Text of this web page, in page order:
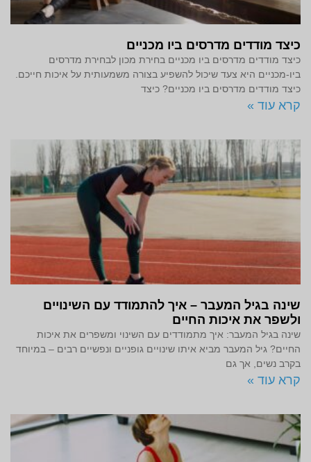
כיצד מודדים מדרסים ביו מכניים
כיצד מודדים מדרסים ביו מכניים בחירת מכון לבחירת מדרסים
ביו-מכניים היא צעד שיכול להשפיע בצורה משמעותית על איכות חייכם.
כיצד מודדים מדרסים ביו מכניים? כיצד
קרא עוד »
שינה בגיל המעבר – איך להתמודד עם השינויים
ולשפר את איכות החיים
שינה בגיל המעבר: איך מתמודדים עם השינוי ומשפרים את איכות
החיים? גיל המעבר מביא איתו שינויים גופניים ונפשיים רבים – במיוחד
בקרב נשים, אך גם
קרא עוד »